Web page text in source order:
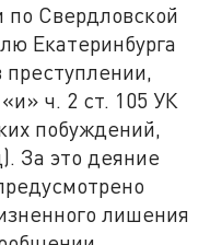
Свердловской
Екатеринбурга
ч. 2 ст. 105 УК
побуждений,
За это деяние
лишения